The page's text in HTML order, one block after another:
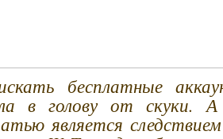
бесплатные
в голову от скуки.
является